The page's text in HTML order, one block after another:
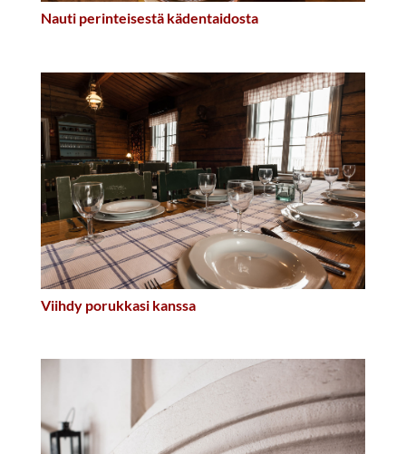
Nauti perinteisestä kädentaidosta
Viihdy porukkasi kanssa